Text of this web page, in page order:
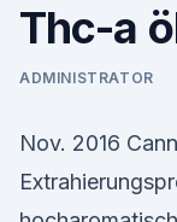
Thc-a
ADMINISTRATOR
Nov. 2016